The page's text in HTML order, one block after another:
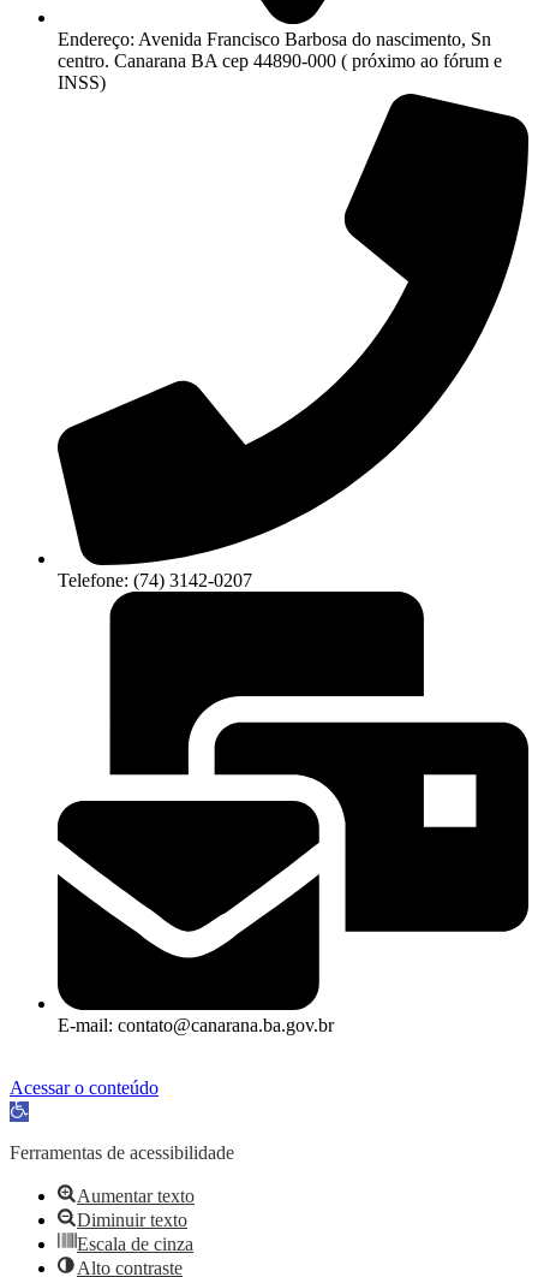
Endereço: Avenida Francisco Barbosa do nascimento, Sn
centro. Canarana BA cep 44890-000 ( próximo ao fórum e
INSS)
Telefone: (74) 3142-0207
E-mail: contato@canarana.ba.gov.br
Acessar o conteúdo
Abrir a barra de ferramentas
Ferramentas de acessibilidade
Aumentar texto
Diminuir texto
Escala de cinza
Alto contraste